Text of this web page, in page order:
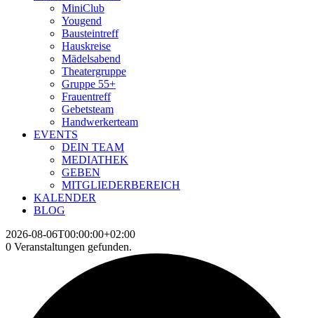
MiniClub
Yougend
Bausteintreff
Hauskreise
Mädelsabend
Theatergruppe
Gruppe 55+
Frauentreff
Gebetsteam
Handwerkerteam
EVENTS
DEIN TEAM
MEDIATHEK
GEBEN
MITGLIEDERBEREICH
KALENDER
BLOG
2026-08-06T00:00:00+02:00
0 Veranstaltungen gefunden.